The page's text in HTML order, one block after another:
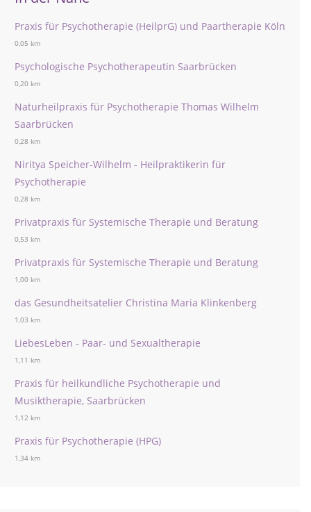
Praxis für Psychotherapie (HeilprG) und Paartherapie Köln
0,05 km
Psychologische Psychotherapeutin Saarbrücken
0,20 km
Naturheilpraxis für Psychotherapie Thomas Wilhelm
Saarbrücken
0,28 km
Niritya Speicher-Wilhelm - Heilpraktikerin für
Psychotherapie
0,28 km
Privatpraxis für Systemische Therapie und Beratung
0,53 km
Privatpraxis für Systemische Therapie und Beratung
1,00 km
das Gesundheitsatelier Christina Maria Klinkenberg
1,03 km
LiebesLeben - Paar- und Sexualtherapie
1,11 km
Praxis für heilkundliche Psychotherapie und
Musiktherapie, Saarbrücken
1,12 km
Praxis für Psychotherapie (HPG)
1,34 km